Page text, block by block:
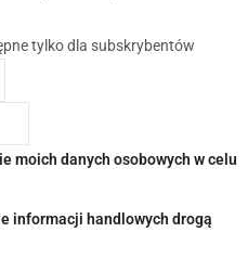
tylko dla subskrybentów
moich danych osobowych w celu
informacji handlowych drogą